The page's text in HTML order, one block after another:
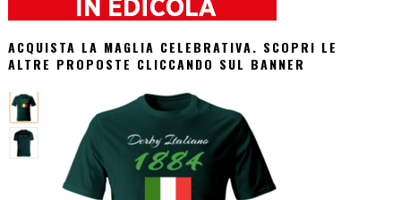
ACQUISTA LA MAGLIA CELEBRATIVA. SCOPRI LE
ALTRE PROPOSTE CLICCANDO SUL BANNER